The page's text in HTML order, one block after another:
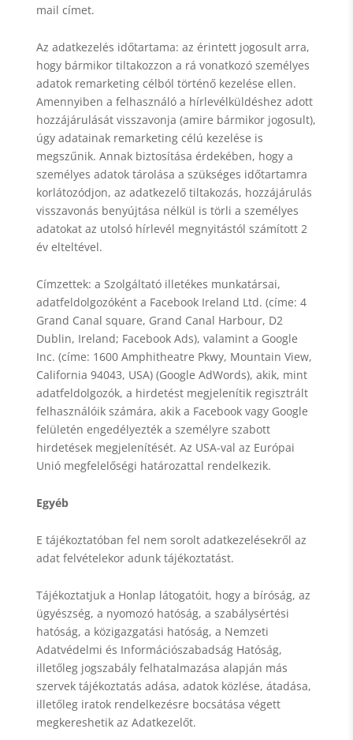
mail címet.
Az adatkezelés időtartama: az érintett jogosult arra,
hogy bármikor tiltakozzon a rá vonatkozó személyes
adatok remarketing célból történő kezelése ellen.
Amennyiben a felhasználó a hírlevélküldéshez adott
hozzájárulását visszavonja (amire bármikor jogosult),
úgy adatainak remarketing célú kezelése is
megszűnik. Annak biztosítása érdekében, hogy a
személyes adatok tárolása a szükséges időtartamra
korlátozódjon, az adatkezelő tiltakozás, hozzájárulás
visszavonás benyújtása nélkül is törli a személyes
adatokat az utolsó hírlevél megnyitástól számított 2
év elteltével.
Címzettek: a Szolgáltató illetékes munkatársai,
adatfeldolgozóként a Facebook Ireland Ltd. (címe: 4
Grand Canal square, Grand Canal Harbour, D2
Dublin, Ireland; Facebook Ads), valamint a Google
Inc. (címe: 1600 Amphitheatre Pkwy, Mountain View,
California 94043, USA) (Google AdWords), akik, mint
adatfeldolgozók, a hirdetést megjelenítik regisztrált
felhasználóik számára, akik a Facebook vagy Google
felületén engedélyezték a személyre szabott
hirdetések megjelenítését. Az USA-val az Európai
Unió megfelelőségi határozattal rendelkezik.
Egyéb
E tájékoztatóban fel nem sorolt adatkezelésekről az
adat felvételekor adunk tájékoztatást.
Tájékoztatjuk a Honlap látogatóit, hogy a bíróság, az
ügyészség, a nyomozó hatóság, a szabálysértési
hatóság, a közigazgatási hatóság, a Nemzeti
Adatvédelmi és Információszabadság Hatóság,
illetőleg jogszabály felhatalmazása alapján más
szervek tájékoztatás adása, adatok közlése, átadása,
illetőleg iratok rendelkezésre bocsátása végett
megkereshetik az Adatkezelőt.